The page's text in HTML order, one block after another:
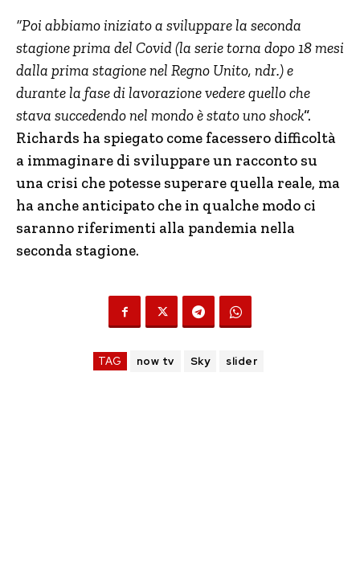
“Poi abbiamo iniziato a sviluppare la seconda
stagione prima del Covid (la serie torna dopo 18 mesi
dalla prima stagione nel Regno Unito, ndr.) e
durante la fase di lavorazione vedere quello che
stava succedendo nel mondo è stato uno shock“.
Richards ha spiegato come facessero difficoltà
a immaginare di sviluppare un racconto su
una crisi che potesse superare quella reale, ma
ha anche anticipato che in qualche modo ci
saranno riferimenti alla pandemia nella
seconda stagione.
TAG now tv Sky slider